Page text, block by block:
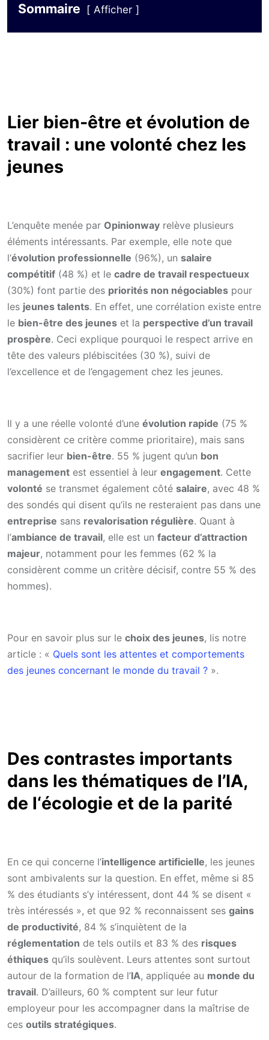
Sommaire Afficher
Lier bien-être et évolution de
travail : une volonté chez les
jeunes
L’enquête menée par Opinionway relève plusieurs
éléments intéressants. Par exemple, elle note que
l‘évolution professionnelle (96%), un salaire
compétitif (48 %) et le cadre de travail respectueux
(30%) font partie des priorités non négociables pour
les jeunes talents. En effet, une corrélation existe entre
le bien-être des jeunes et la perspective d’un travail
prospère. Ceci explique pourquoi le respect arrive en
tête des valeurs plébiscitées (30 %), suivi de
l’excellence et de l’engagement chez les jeunes.
Il y a une réelle volonté d’une évolution rapide (75 %
considèrent ce critère comme prioritaire), mais sans
sacrifier leur bien-être. 55 % jugent qu’un bon
management est essentiel à leur engagement. Cette
volonté se transmet également côté salaire, avec 48 %
des sondés qui disent qu’ils ne resteraient pas dans une
entreprise sans revalorisation régulière. Quant à
l’ambiance de travail, elle est un facteur d’attraction
majeur, notamment pour les femmes (62 % la
considèrent comme un critère décisif, contre 55 % des
hommes).
Pour en savoir plus sur le choix des jeunes, lis notre
article : « Quels sont les attentes et comportements
des jeunes concernant le monde du travail ? ».
Des contrastes importants
dans les thématiques de l’IA,
de l‘écologie et de la parité
En ce qui concerne l’intelligence artificielle, les jeunes
sont ambivalents sur la question. En effet, même si 85
% des étudiants s’y intéressent, dont 44 % se disent «
très intéressés », et que 92 % reconnaissent ses gains
de productivité, 84 % s’inquiètent de la
réglementation de tels outils et 83 % des risques
éthiques qu’ils soulèvent. Leurs attentes sont surtout
autour de la formation de l’IA, appliquée au monde du
travail. D’ailleurs, 60 % comptent sur leur futur
employeur pour les accompagner dans la maîtrise de
ces outils stratégiques.